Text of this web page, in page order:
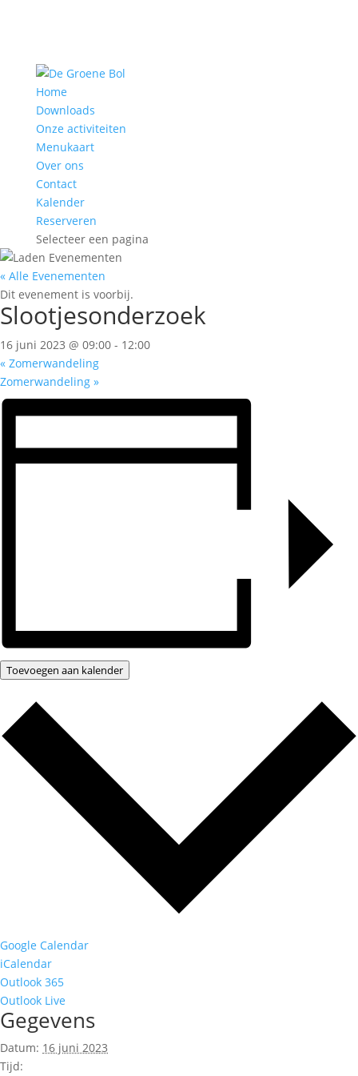
Home
Downloads
Onze activiteiten
Menukaart
Over ons
Contact
Kalender
Reserveren
Selecteer een pagina
« Alle Evenementen
Dit evenement is voorbij.
Slootjesonderzoek
16 juni 2023 @ 09:00 - 12:00
« Zomerwandeling
Zomerwandeling »
Toevoegen aan kalender
Google Calendar
iCalendar
Outlook 365
Outlook Live
Gegevens
Datum: 16 juni 2023
Tijd: